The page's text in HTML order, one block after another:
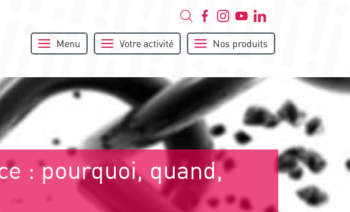
Menu Votre activité Nos produits
: pourquoi, quand,